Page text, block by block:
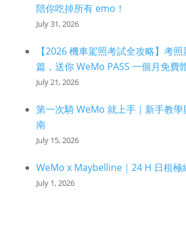
陪你吃掉所有 emo！
July 31, 2026
【2026 機車駕照考試全攻略】考
篇，送你 WeMo PASS 一個月免費
July 21, 2026
第一次騎 WeMo 就上手｜新手教學
南
July 15, 2026
WeMo x Maybelline｜24 H 日租極
July 1, 2026